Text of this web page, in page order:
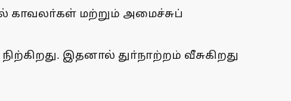
காவலா்கள் மற்றும் அமைச்சுப்
இதனால் துா்நாற்றம் வீசுகிறது